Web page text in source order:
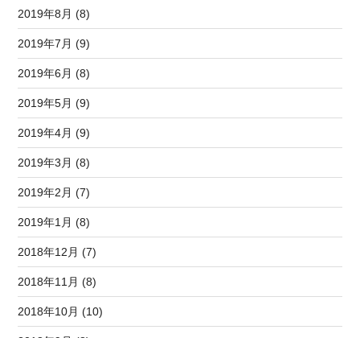
2019年8月 (8)
2019年7月 (9)
2019年6月 (8)
2019年5月 (9)
2019年4月 (9)
2019年3月 (8)
2019年2月 (7)
2019年1月 (8)
2018年12月 (7)
2018年11月 (8)
2018年10月 (10)